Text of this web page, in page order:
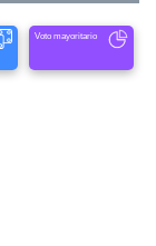
Voto mayoritario